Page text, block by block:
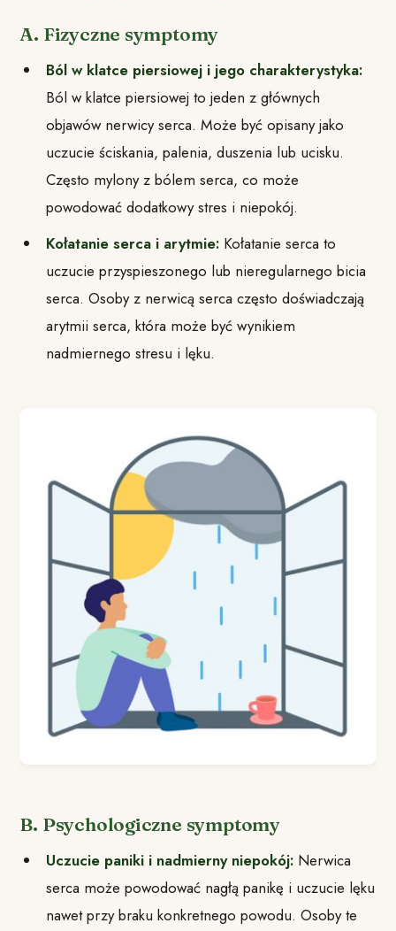
A. Fizyczne symptomy
Ból w klatce piersiowej i jego charakterystyka:
Ból w klatce piersiowej to jeden z głównych
objawów nerwicy serca. Może być opisany jako
uczucie ściskania, palenia, duszenia lub ucisku.
Często mylony z bólem serca, co może
powodować dodatkowy stres i niepokój.
Kołatanie serca i arytmie: Kołatanie serca to
uczucie przyspieszonego lub nieregularnego bicia
serca. Osoby z nerwicą serca często doświadczają
arytmii serca, która może być wynikiem
nadmiernego stresu i lęku.
B. Psychologiczne symptomy
Uczucie paniki i nadmierny niepokój: Nerwica
serca może powodować nagłą panikę i uczucie lęku
nawet przy braku konkretnego powodu. Osoby te